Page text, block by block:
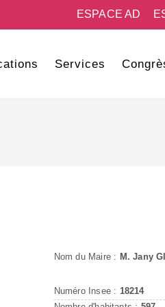
ESPACE AD
Services
Nom du Maire : M. Jany
Numéro Insee : 18214